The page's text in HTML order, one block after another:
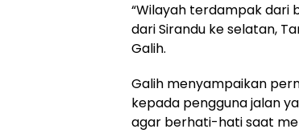
“Wilayah terdampak dari
dari Sirandu ke selatan,
Galih.
Galih menyampaikan
kepada pengguna jalan
agar berhati-hati saat